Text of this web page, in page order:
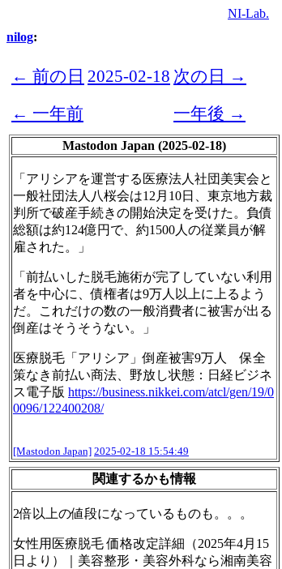
NI-Lab.
nilog:
← 前の日 2025-02-18 次の日 →
← 一年前
一年後 →
Mastodon Japan (2025-02-18)
「アリシアを運営する医療法人社団美実会と
一般社団法人八桜会は12月10日、東京地方裁
判所で破産手続きの開始決定を受けた。負債
総額は約124億円で、約1500人の従業員が解
雇された。」
「前払いした脱毛施術が完了していない利用
者を中心に、債権者は9万人以上に上るよう
だ。これだけの数の一般消費者に被害が出る
倒産はそうそうない。」
医療脱毛「アリシア」倒産被害9万人 保全
策なき前払い商法、野放し状態：日経ビジネ
ス電子版 https://business.nikkei.com/atcl/gen/19/0
0096/122400208/
[Mastodon Japan] 2025-02-18 15:54:49
関連するかも情報
2倍以上の値段になっているものも。。。
女性用医療脱毛 価格改定詳細（2025年4月15
日より）｜美容整形・美容外科なら湘南美容